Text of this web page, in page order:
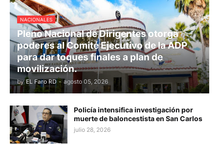
NACIONALES
Pleno Nacional de Dirigentes otorga
poderes al Comité Ejecutivo de la ADP
para dar toques finales a plan de
movilización.
by EL Faro RD - agosto 05, 2026
Policía intensifica investigación por
muerte de baloncestista en San Carlos
julio 28, 2026